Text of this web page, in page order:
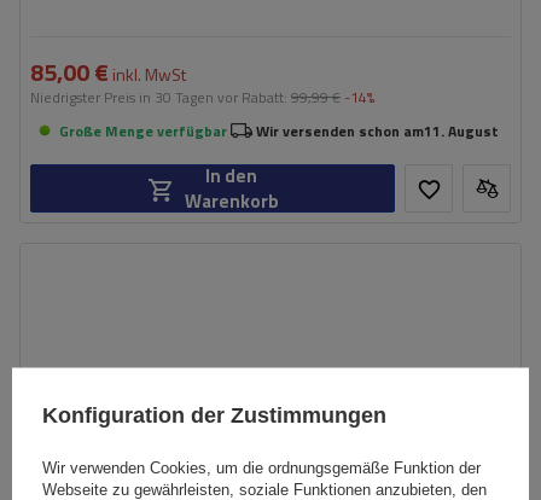
85,00 € inkl. MwSt
Niedrigster Preis in 30 Tagen vor Rabatt: 99,99 € -14%
Große Menge verfügbar
Wir versenden schon am11. August
In den
Warenkorb
Konfiguration der Zustimmungen
Wir verwenden Cookies, um die ordnungsgemäße Funktion der
Webseite zu gewährleisten, soziale Funktionen anzubieten, den